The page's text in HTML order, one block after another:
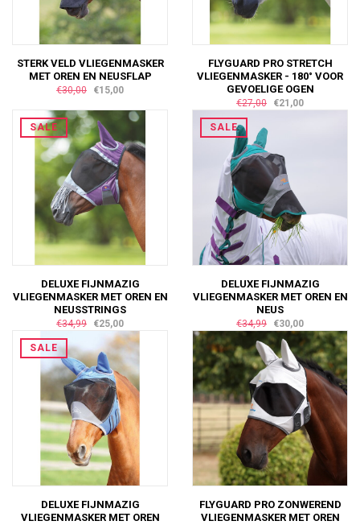
STERK VELD VLIEGENMASKER
MET OREN EN NEUSFLAP
€30,00 €15,00
FLYGUARD PRO STRETCH
VLIEGENMASKER - 180° VOOR
GEVOELIGE OGEN
€27,00 €21,00
SALE
DELUXE FIJNMAZIG
VLIEGENMASKER MET OREN EN
NEUSSTRINGS
€34,99 €25,00
SALE
DELUXE FIJNMAZIG
VLIEGENMASKER MET OREN EN
NEUS
€34,99 €30,00
SALE
DELUXE FIJNMAZIG
VLIEGENMASKER MET OREN
FLYGUARD PRO ZONWEREND
VLIEGENMASKER MET OREN